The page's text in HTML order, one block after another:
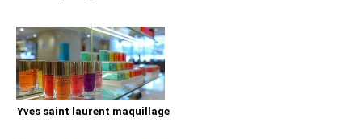
Yves saint laurent maquillage